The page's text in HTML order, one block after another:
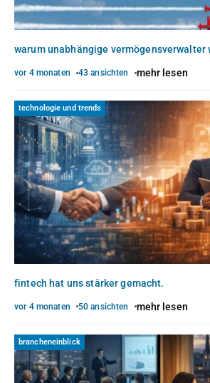
warum unabhängige vermögensverwalter
vor 4 monaten 43 ansichten mehr lesen
technologie und trends
fintech hat uns stärker gemacht.
vor 4 monaten 50 ansichten mehr lesen
brancheneinblick